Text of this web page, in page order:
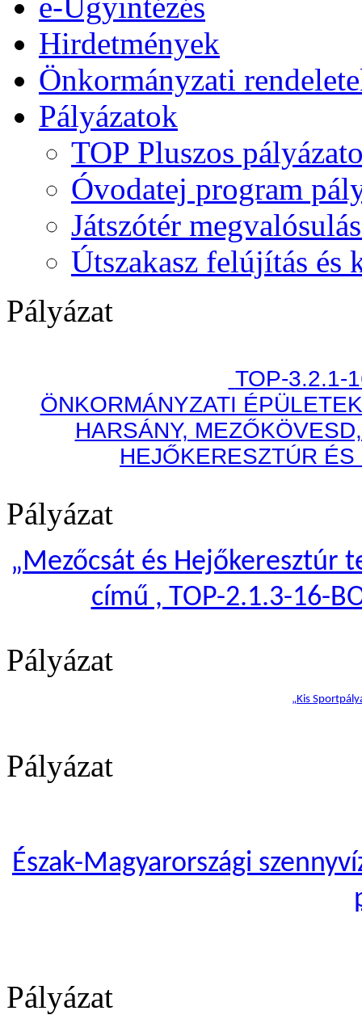
Hirdetmények
Önkormányzati
Pályázatok
TOP Pluszos
Óvodatej program
Játszótér
Útszakasz felújítás és
Pályázat
TOP-3.2.1-
ÖNKORMÁNYZATI
HARSÁNY,
HEJŐKERESZTÚR
Pályázat
„Mezőcsát és Hejőkeresztúr
című , TOP-2.1.3-16-
Pályázat
„Kis
Pályázat
Észak-Magyarországi
Pályázat